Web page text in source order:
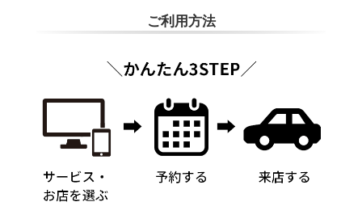
ご利用方法